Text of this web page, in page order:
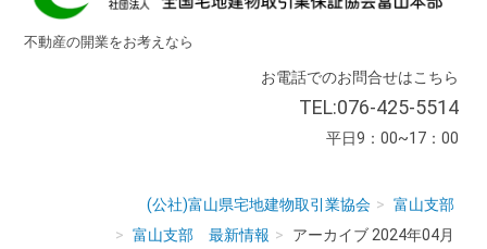
不動産の開業をお考えなら
お電話でのお問合せはこちら
TEL:076-425-5514
平日9：00~17：00
(公社)富山県宅地建物取引業協会
富山支部
富山支部 最新情報
アーカイブ 2024年04月